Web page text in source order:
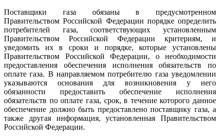
Поставщики газа обязаны в предусмотренном
Правительством Российской Федерации порядке определить
потребителей газа, соответствующих установленным
Правительством Российской Федерации критериям, и
уведомить их в сроки и порядке, которые установлены
Правительством Российской Федерации, о необходимости
предоставления обеспечения исполнения обязательств по
оплате газа. В направляемом потребителю газа уведомлении
указываются основания для возникновения у него
обязанности предоставить обеспечение исполнения
обязательств по оплате газа, срок, в течение которого данное
обеспечение должно быть предоставлено поставщику газа, а
также другая информация, установленная Правительством
Российской Федерации.